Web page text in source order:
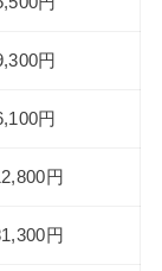
円
円
円
円